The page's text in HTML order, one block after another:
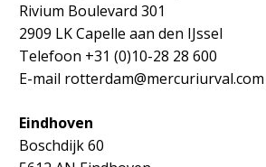
Rivium Boulevard 301
2909 LK Capelle aan den IJssel
Telefoon +31 (0)10-28 28 600
E-mail rotterdam@mercuriurval.com
Eindhoven
Boschdijk 60